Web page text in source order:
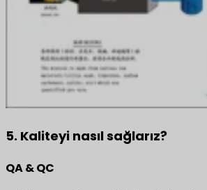
5. Kaliteyi nasıl sağlarız?
QA & QC